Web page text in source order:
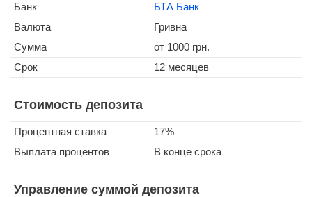
Банк
БТА Банк
Валюта
Гривна
Сумма
от 1000 грн.
Срок
12 месяцев
Стоимость депозита
Процентная ставка
17%
Выплата процентов
В конце срока
Управление суммой депозита